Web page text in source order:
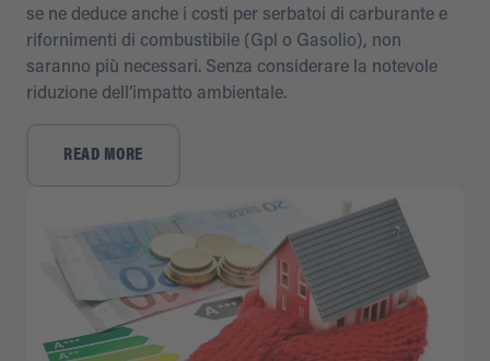
se ne deduce anche i costi per serbatoi di carburante e
rifornimenti di combustibile (Gpl o Gasolio), non
saranno più necessari. Senza considerare la notevole
riduzione dell’impatto ambientale.
READ MORE